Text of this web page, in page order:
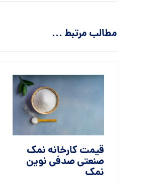
مطالب مرتبط ...
قیمت کارخانه نمک
صنعتی صدفی نوین
نمک